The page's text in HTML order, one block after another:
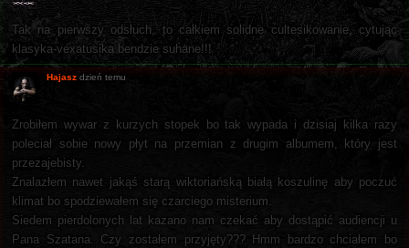
Tak na pierwszy odsłuch, to całkiem solidne cultesikowanie, cytując
klasyka-vexatusika bendzie suhane!!!
Hajasz dzień temu
Zrobiłem wywar z kurzych stopek bo tak wypada i dzisiaj kilka razy
poleciał sobie nowy płyt na przemian z drugim albumem, który jest
przezajebisty.
Znalazłem nawet jakąś starą wiktoriańską białą koszulinę aby poczuć
klimat bo spodziewałem się czarciego misterium.
Siedem pierdolonych lat kazano nam czekać aby dostąpić audiencji u
Pana Szatana. Czy zostałem przyjęty??? Hmm bardzo chciałem bo